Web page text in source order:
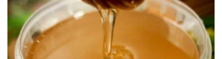
Березовские полуфабрикаты
Рыба красная с/м